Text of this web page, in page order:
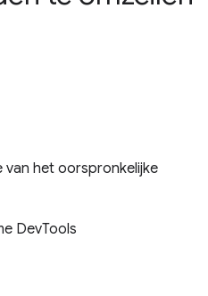
van het oorspronkelijke
DevTools